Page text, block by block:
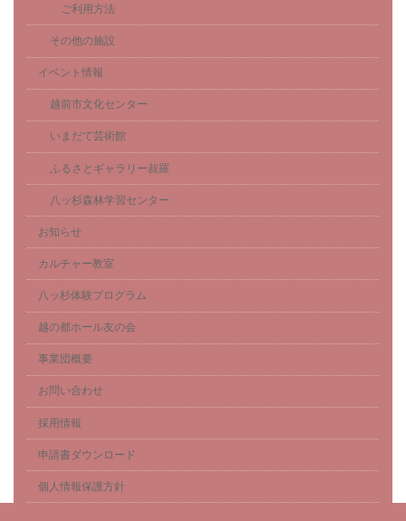
ご利用方法
その他の施設
イベント情報
越前市文化センター
いまだて芸術館
ふるさとギャラリー叔羅
八ッ杉森林学習センター
お知らせ
カルチャー教室
八ッ杉体験プログラム
越の都ホール友の会
事業団概要
お問い合わせ
採用情報
申請書ダウンロード
個人情報保護方針